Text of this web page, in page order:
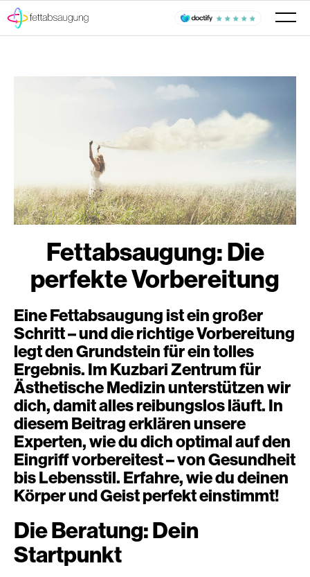
Fettabsaugung: Die
perfekte Vorbereitung
Eine Fettabsaugung ist ein großer
Schritt – und die richtige Vorbereitung
legt den Grundstein für ein tolles
Ergebnis. Im Kuzbari Zentrum für
Ästhetische Medizin unterstützen wir
dich, damit alles reibungslos läuft. In
diesem Beitrag erklären unsere
Experten, wie du dich optimal auf den
Eingriff vorbereitest – von Gesundheit
bis Lebensstil. Erfahre, wie du deinen
Körper und Geist perfekt einstimmt!
Die Beratung: Dein
Startpunkt